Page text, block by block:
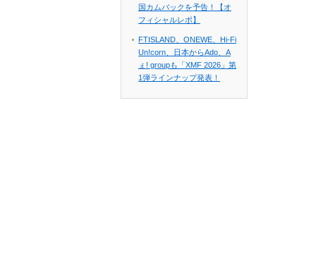
国カムバックを予告！【オ
フィシャルレポ】
FTISLAND、ONEWE、Hi-Fi
Un!corn、日本からAdo、A
ぇ! groupも「XMF 2026」第
1弾ラインナップ発表！